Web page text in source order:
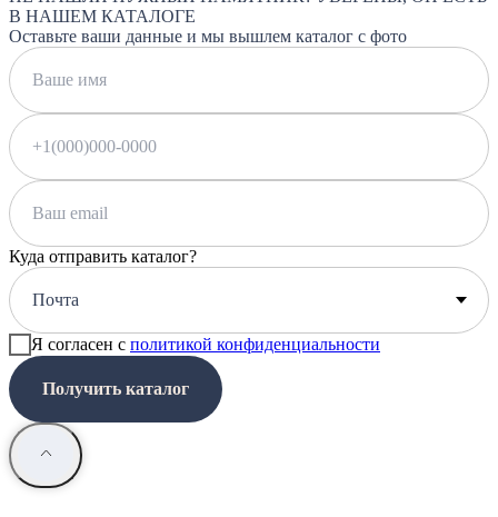
В НАШЕМ КАТАЛОГЕ
Оставьте ваши данные и мы вышлем каталог с фото
Куда отправить каталог?
Я согласен с политикой конфиденциальности
Получить каталог